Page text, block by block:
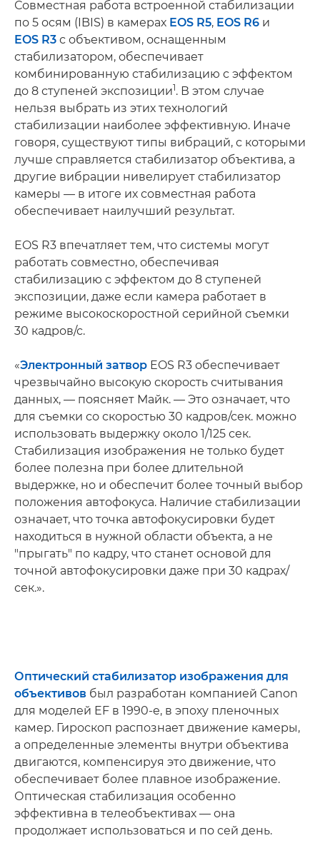
Совместная работа встроенной стабилизации
по 5 осям (IBIS) в камерах EOS R5, EOS R6 и
EOS R3 с объективом, оснащенным
стабилизатором, обеспечивает
комбинированную стабилизацию с эффектом
до 8 ступеней экспозиции1. В этом случае
нельзя выбрать из этих технологий
стабилизации наиболее эффективную. Иначе
говоря, существуют типы вибраций, с которыми
лучше справляется стабилизатор объектива, а
другие вибрации нивелирует стабилизатор
камеры — в итоге их совместная работа
обеспечивает наилучший результат.
EOS R3 впечатляет тем, что системы могут
работать совместно, обеспечивая
стабилизацию с эффектом до 8 ступеней
экспозиции, даже если камера работает в
режиме высокоскоростной серийной съемки
30 кадров/с.
«Электронный затвор EOS R3 обеспечивает
чрезвычайно высокую скорость считывания
данных, — поясняет Майк. — Это означает, что
для съемки со скоростью 30 кадров/сек. можно
использовать выдержку около 1/125 сек.
Стабилизация изображения не только будет
более полезна при более длительной
выдержке, но и обеспечит более точный выбор
положения автофокуса. Наличие стабилизации
означает, что точка автофокусировки будет
находиться в нужной области объекта, а не
"прыгать" по кадру, что станет основой для
точной автофокусировки даже при 30 кадрах/
сек.».
Оптический стабилизатор изображения для
объективов был разработан компанией Canon
для моделей EF в 1990-е, в эпоху пленочных
камер. Гироскоп распознает движение камеры,
а определенные элементы внутри объектива
двигаются, компенсируя это движение, что
обеспечивает более плавное изображение.
Оптическая стабилизация особенно
эффективна в телеобъективах — она
продолжает использоваться и по сей день.